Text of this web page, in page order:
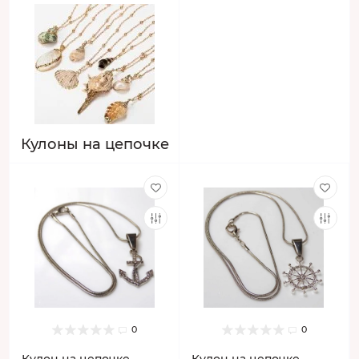
Кулоны на цепочке
0 0